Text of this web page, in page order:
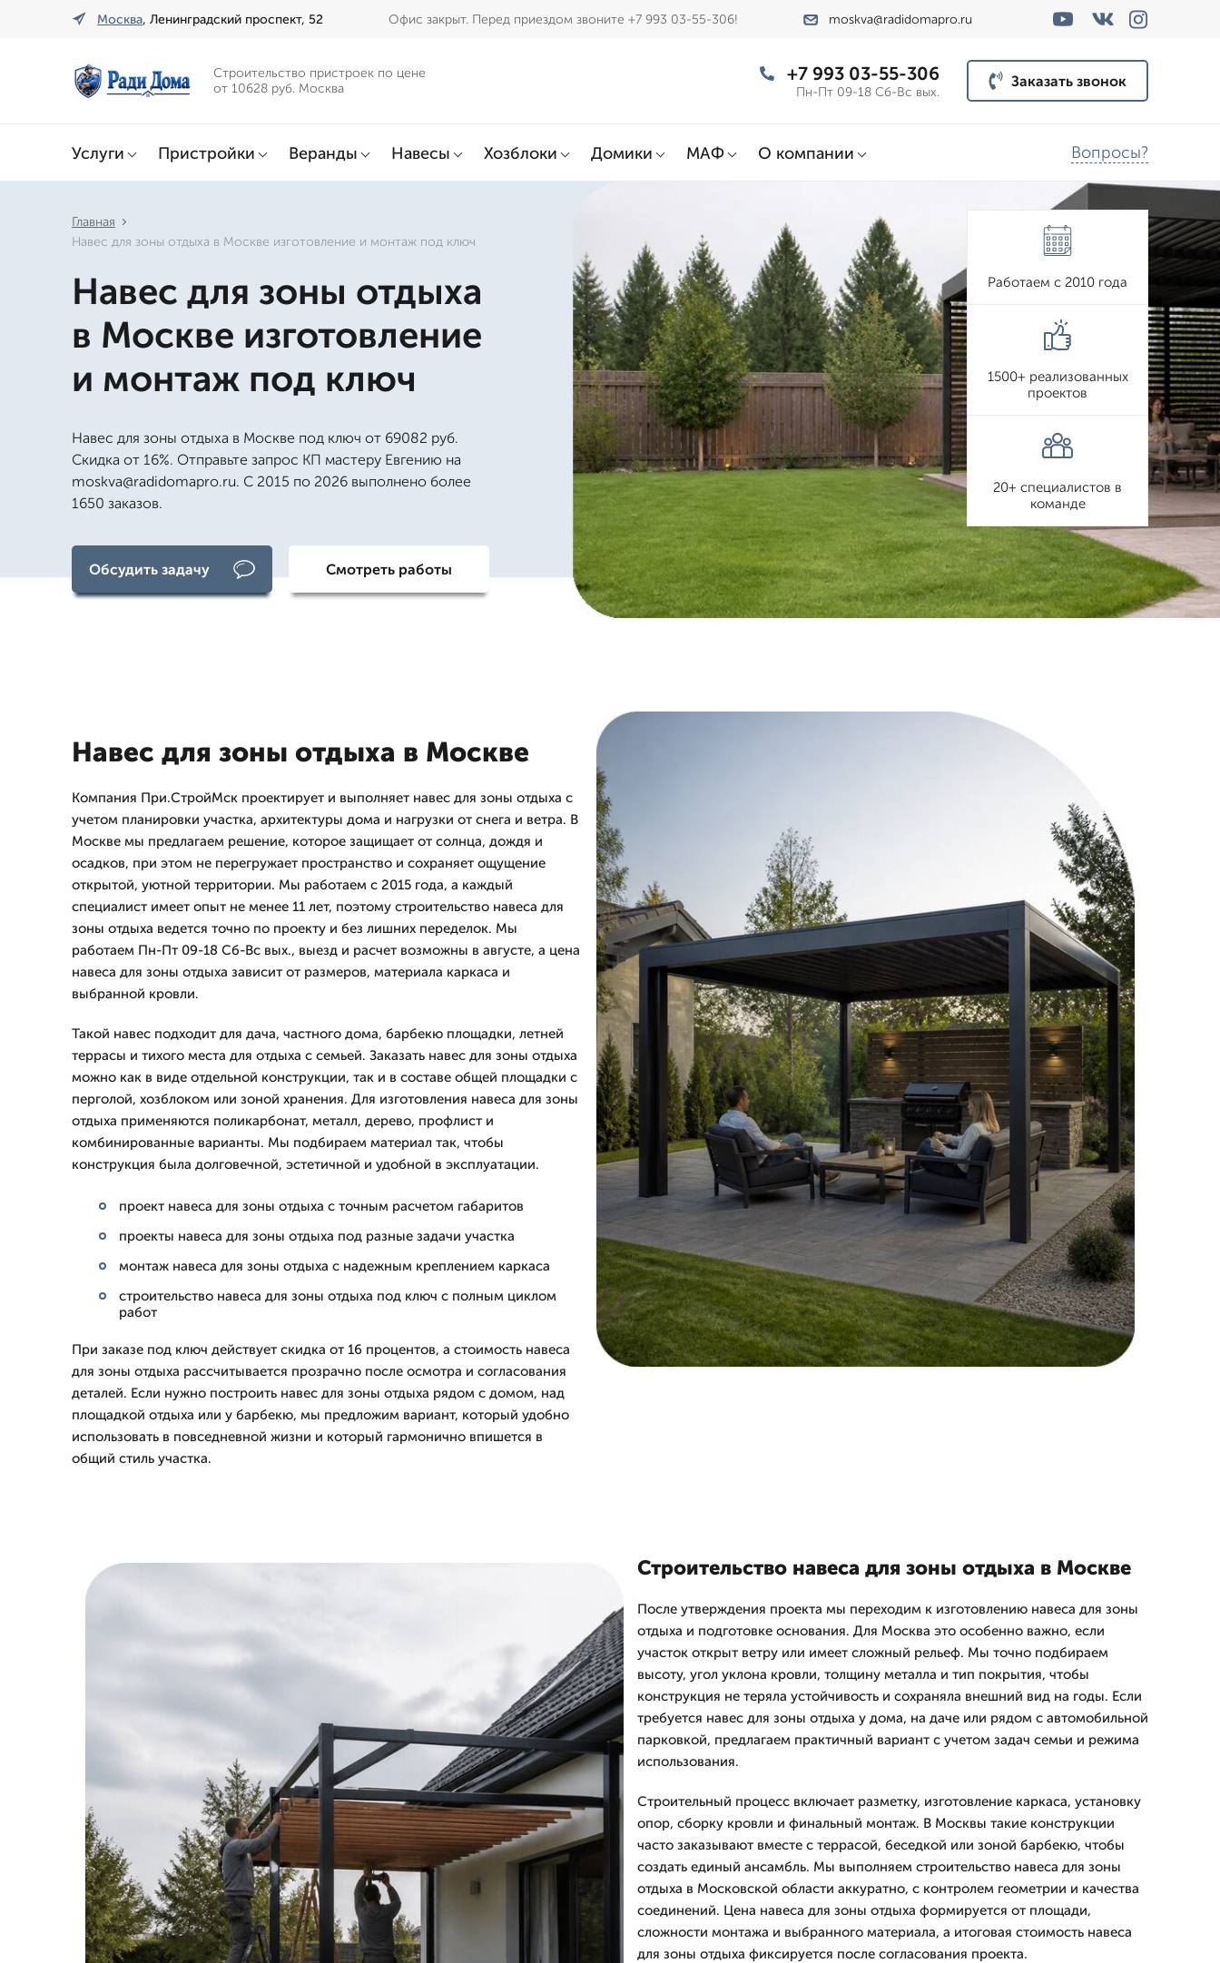
Москва, Ленинградский проспект, 52 Офис закрыт. Перед приездом звоните +7 993 03-55-306! moskva@radidomapro.ru
Строительство пристроек по цене
от 10628 руб. Москва
+7 993 03-55-306
Пн-Пт 09-18 Сб-Вс вых.
Заказать звонок
Услуги Пристройки Веранды Навесы Хозблоки Домики МАФ О компании Вопросы?
Главная
Навес для зоны отдыха в Москве изготовление и монтаж под ключ
Навес для зоны отдыха
в Москве изготовление
и монтаж под ключ
Навес для зоны отдыха в Москве под ключ от 69082 руб.
Скидка от 16%. Отправьте запрос КП мастеру Евгению на
moskva@radidomapro.ru. С 2015 по 2026 выполнено более
1650 заказов.
Обсудить задачу Смотреть работы
Работаем с 2010 года
1500+ реализованных
проектов
20+ специалистов в
команде
Навес для зоны отдыха в Москве
Компания При.СтройМск проектирует и выполняет навес для зоны отдыха с
учетом планировки участка, архитектуры дома и нагрузки от снега и ветра. В
Москве мы предлагаем решение, которое защищает от солнца, дождя и
осадков, при этом не перегружает пространство и сохраняет ощущение
открытой, уютной территории. Мы работаем с 2015 года, а каждый
специалист имеет опыт не менее 11 лет, поэтому строительство навеса для
зоны отдыха ведется точно по проекту и без лишних переделок. Мы
работаем Пн-Пт 09-18 Сб-Вс вых., выезд и расчет возможны в августе, а цена
навеса для зоны отдыха зависит от размеров, материала каркаса и
выбранной кровли.
Такой навес подходит для дача, частного дома, барбекю площадки, летней
террасы и тихого места для отдыха с семьей. Заказать навес для зоны отдыха
можно как в виде отдельной конструкции, так и в составе общей площадки с
перголой, хозблоком или зоной хранения. Для изготовления навеса для зоны
отдыха применяются поликарбонат, металл, дерево, профлист и
комбинированные варианты. Мы подбираем материал так, чтобы
конструкция была долговечной, эстетичной и удобной в эксплуатации.
проект навеса для зоны отдыха с точным расчетом габаритов
проекты навеса для зоны отдыха под разные задачи участка
монтаж навеса для зоны отдыха с надежным креплением каркаса
строительство навеса для зоны отдыха под ключ с полным циклом
работ
При заказе под ключ действует скидка от 16 процентов, а стоимость навеса
для зоны отдыха рассчитывается прозрачно после осмотра и согласования
деталей. Если нужно построить навес для зоны отдыха рядом с домом, над
площадкой отдыха или у барбекю, мы предложим вариант, который удобно
использовать в повседневной жизни и который гармонично впишется в
общий стиль участка.
Строительство навеса для зоны отдыха в Москве
После утверждения проекта мы переходим к изготовлению навеса для зоны
отдыха и подготовке основания. Для Москва это особенно важно, если
участок открыт ветру или имеет сложный рельеф. Мы точно подбираем
высоту, угол уклона кровли, толщину металла и тип покрытия, чтобы
конструкция не теряла устойчивость и сохраняла внешний вид на годы. Если
требуется навес для зоны отдыха у дома, на даче или рядом с автомобильной
парковкой, предлагаем практичный вариант с учетом задач семьи и режима
использования.
Строительный процесс включает разметку, изготовление каркаса, установку
опор, сборку кровли и финальный монтаж. В Москвы такие конструкции
часто заказывают вместе с террасой, беседкой или зоной барбекю, чтобы
создать единый ансамбль. Мы выполняем строительство навеса для зоны
отдыха в Московской области аккуратно, с контролем геометрии и качества
соединений. Цена навеса для зоны отдыха формируется от площади,
сложности монтажа и выбранного материала, а итоговая стоимость навеса
для зоны отдыха фиксируется после согласования проекта.